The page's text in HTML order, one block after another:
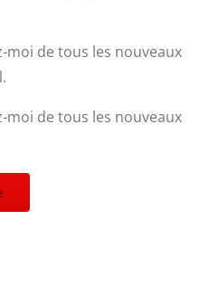
moi de tous les nouveaux
moi de tous les nouveaux